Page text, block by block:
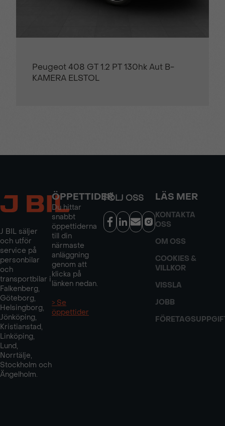
Peugeot 408 GT 1.2 PT 130hk Aut B-
KAMERA ELSTOL
J BIL säljer
och utför
service på
personbilar
och
transportbilar i
Falkenberg,
Göteborg,
Helsingborg,
Jönköping,
Kristianstad,
Linköping,
Lund,
Norrtälje,
Stockholm och
Ängelholm.
ÖPPETTIDER
Du hittar
snabbt
öppettiderna
till din
närmaste
anläggning
genom att
klicka på
länken nedan.
> Se
öppettider
FÖLJ OSS LÄS MER
KONTAKTA
OSS
OM OSS
COOKIES &
VILLKOR
VISSLA
JOBB